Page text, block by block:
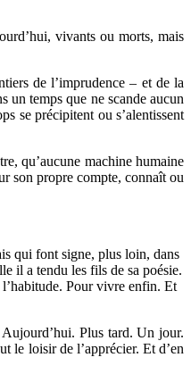
vivants ou morts, mais
de l’imprudence – et de la
un temps que ne scande aucun
se précipitent ou s’alentissent
qu’aucune machine humaine
son propre compte, connaît ou
qui font signe, plus loin, dans
il a tendu les fils de sa poésie.
l’habitude. Pour vivre enfin. Et
Plus tard. Un jour.
le loisir de l’apprécier. Et d’en